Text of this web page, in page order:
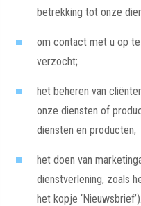
betrekking tot onze
om contact met u op
verzocht;
het beheren van
onze diensten of
diensten en producten;
het doen van
dienstverlening, zoals
het kopje ‘Nieuwsbrief’).